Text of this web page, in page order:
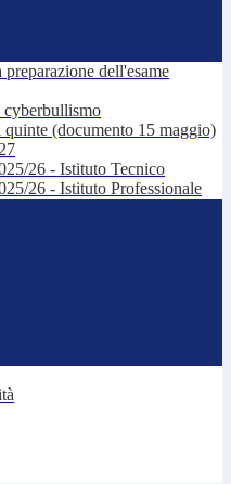
dell'esame
cyberbullismo
(documento 15 maggio)
26 - Istituto Tecnico
26 - Istituto Professionale